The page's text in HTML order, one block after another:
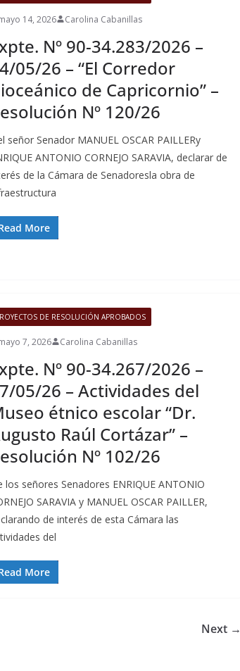
14, 2026 Carolina Cabanillas
Nº 90-34.283/2026 –
05/26 – “El Corredor
de Capricornio” –
Nº 120/26
señor Senador MANUEL OSCAR PAILLERy
ANTONIO CORNEJO SARAVIA, declarar de
de la Cámara de Senadoresla obra de
More
DE RESOLUCIÓN APROBADOS
7, 2026 Carolina Cabanillas
Nº 90-34.267/2026 –
05/26 – Actividades del
étnico escolar “Dr.
Raúl Cortázar” –
Nº 102/26
los señores Senadores ENRIQUE ANTONIO
SARAVIA y MANUEL OSCAR PAILLER,
de interés de esta Cámara las
del
More
Next →